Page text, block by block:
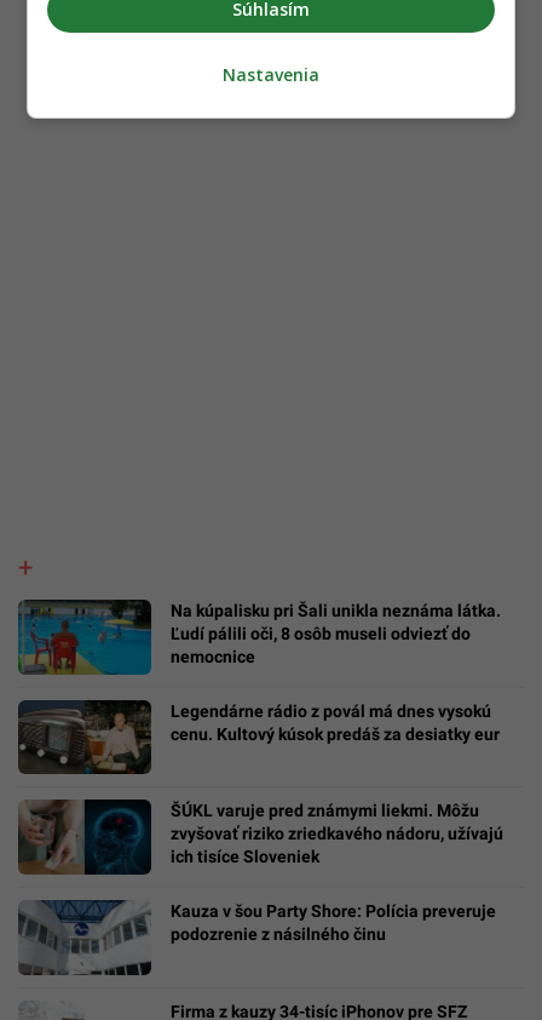
Na kúpalisku pri Šali unikla neznáma látka.
Ľudí pálili oči, 8 osôb museli odviezť do
nemocnice
Legendárne rádio z povál má dnes vysokú
cenu. Kultový kúsok predáš za desiatky eur
ŠÚKL varuje pred známymi liekmi. Môžu
zvyšovať riziko zriedkavého nádoru, užívajú
ich tisíce Sloveniek
Kauza v šou Party Shore: Polícia preveruje
podozrenie z násilného činu
Firma z kauzy 34-tisíc iPhonov pre SFZ
Súhlasím
Nastavenia